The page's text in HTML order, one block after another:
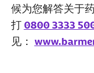
候为您解答关于
打 0800 3333
见：